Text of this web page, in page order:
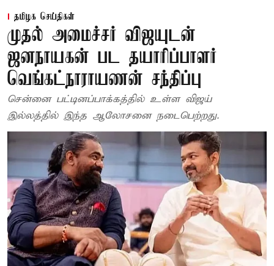
தமிழக செய்திகள்
முதல் அமைச்சர் விஜயுடன்
ஜனநாயகன் பட தயாரிப்பாளர்
வெங்கட்நாராயணன் சந்திப்பு
சென்னை பட்டினப்பாக்கத்தில் உள்ள விஜய்
இல்லத்தில் இந்த ஆலோசனை நடைபெற்றது.